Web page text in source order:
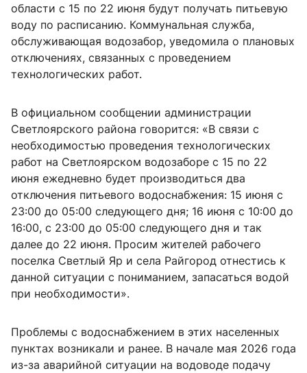
области с 15 по 22 июня будут получать питьевую
воду по расписанию. Коммунальная служба,
обслуживающая водозабор, уведомила о плановых
отключениях, связанных с проведением
технологических работ.
В официальном сообщении администрации
Светлоярского района говорится: «В связи с
необходимостью проведения технологических
работ на Светлоярском водозаборе с 15 по 22
июня ежедневно будет производиться два
отключения питьевого водоснабжения: 15 июня с
23:00 до 05:00 следующего дня; 16 июня с 10:00 до
16:00, с 23:00 до 05:00 следующего дня и так
далее до 22 июня. Просим жителей рабочего
поселка Светлый Яр и села Райгород отнестись к
данной ситуации с пониманием, запасаться водой
при необходимости».
Проблемы с водоснабжением в этих населенных
пунктах возникали и ранее. В начале мая 2026 года
из-за аварийной ситуации на водоводе подачу